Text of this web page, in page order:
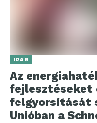
IPAR
Az
fejlesztéseket
felgyorsítását
Unióban a